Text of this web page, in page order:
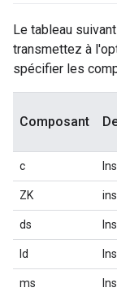
Le tableau
transmettez à
spécifier les
Composant
c
ZK
ds
ld
ms